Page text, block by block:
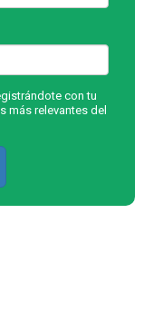
con tu
más relevantes del